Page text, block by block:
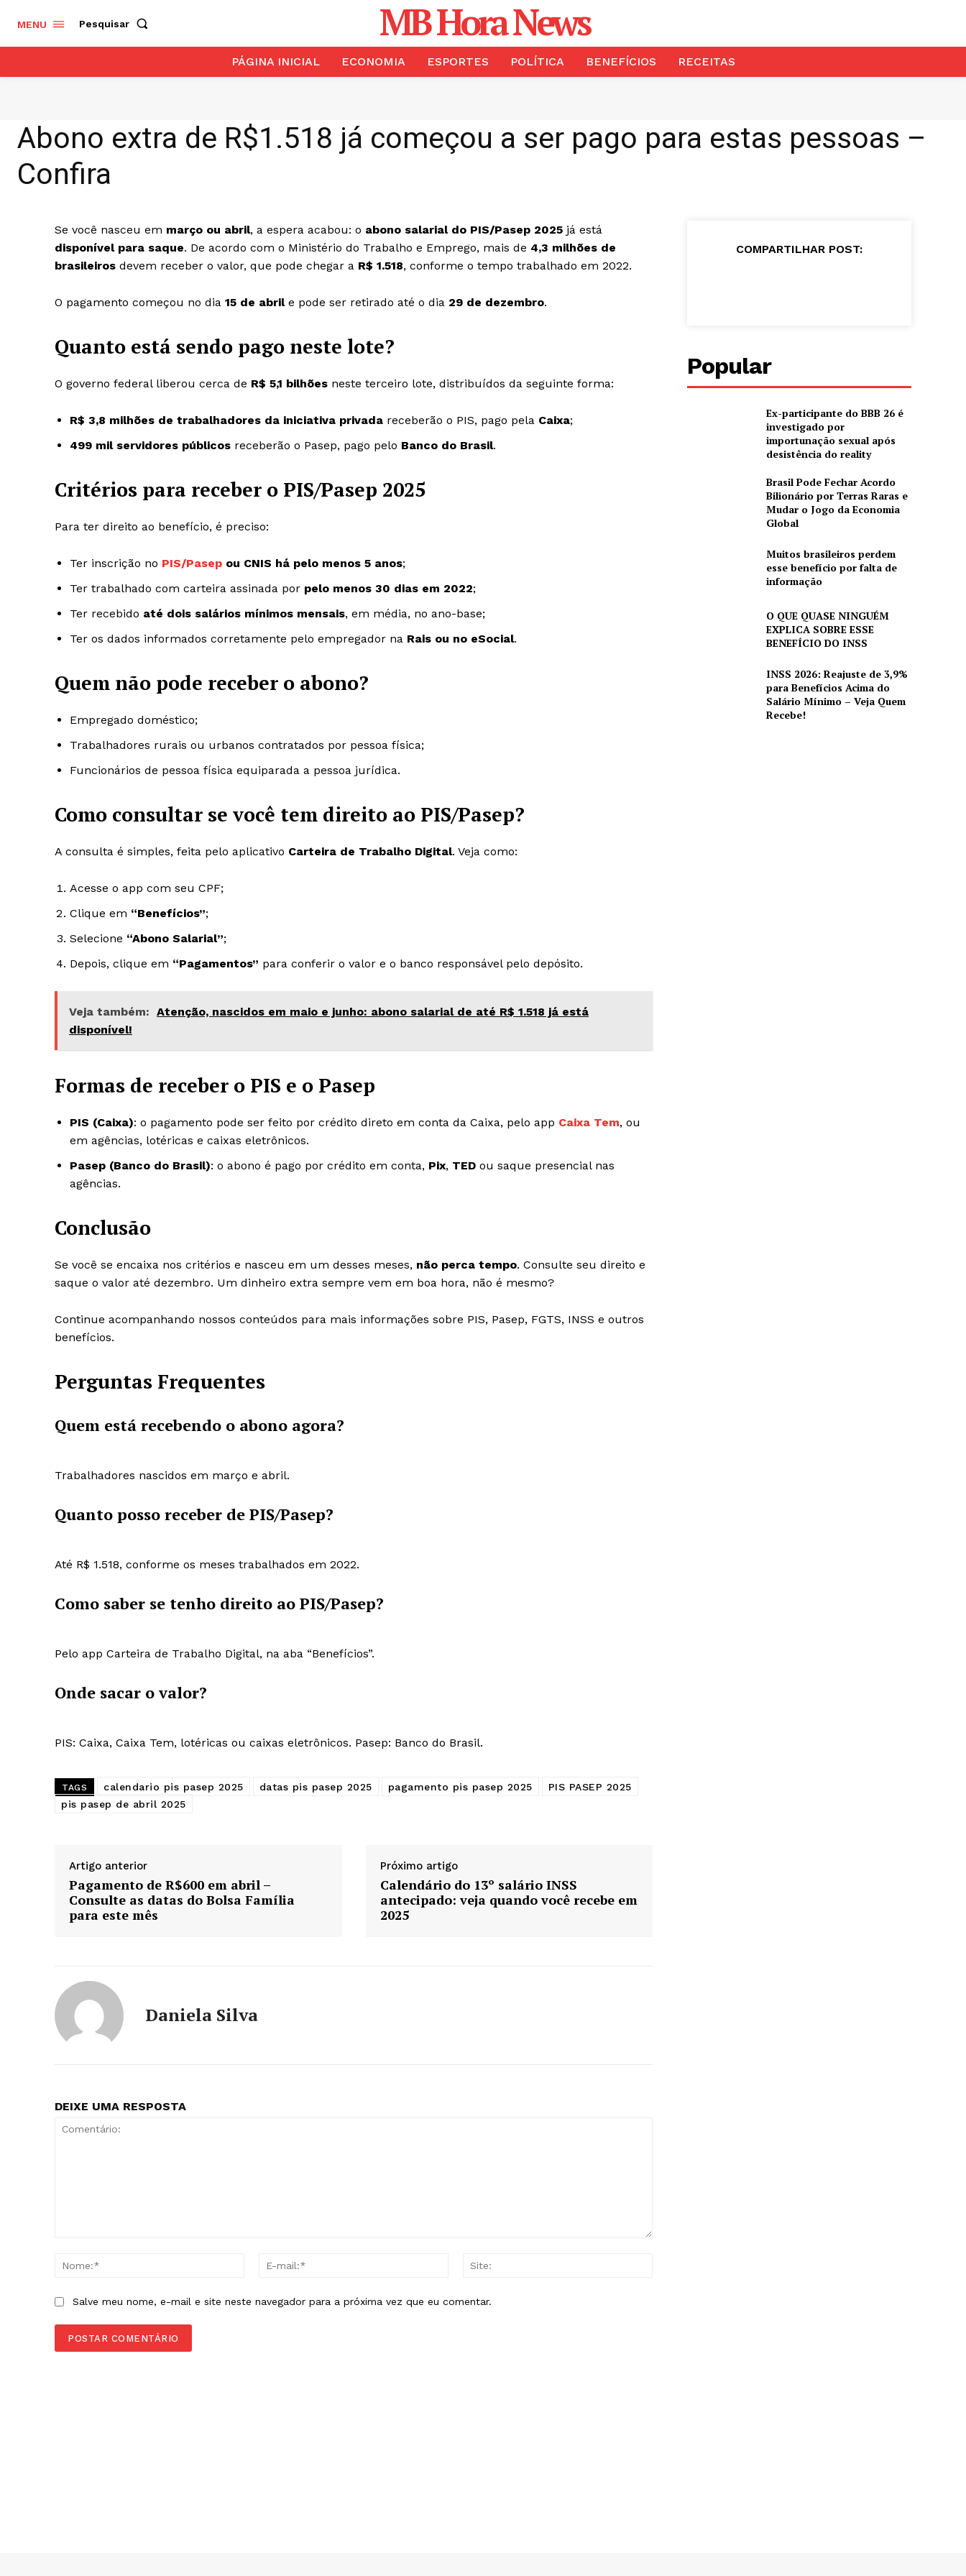
MENU Pesquisar MB Hora News
PÁGINA INICIAL ECONOMIA ESPORTES POLÍTICA BENEFÍCIOS RECEITAS
Abono extra de R$1.518 já começou a ser pago para estas pessoas –
Confira
Se você nasceu em março ou abril, a espera acabou: o abono salarial do PIS/Pasep 2025 já está
disponível para saque. De acordo com o Ministério do Trabalho e Emprego, mais de 4,3 milhões de
brasileiros devem receber o valor, que pode chegar a R$ 1.518, conforme o tempo trabalhado em 2022.
O pagamento começou no dia 15 de abrile pode ser retirado até o dia 29 de dezembro.
Quanto está sendo pago neste lote?
O governo federal liberou cerca de R$ 5,1 bilhões neste terceiro lote, distribuídos da seguinte forma:
R$ 3,8 milhões de trabalhadores da iniciativa privada receberão o PIS, pago pela Caixa;
499 mil servidores públicos receberão o Pasep, pago pelo Banco do Brasil.
Critérios para receber o PIS/Pasep 2025
Para ter direito ao benefício, é preciso:
Ter inscrição no PIS/Pasep ou CNIS há pelo menos 5 anos;
Ter trabalhado com carteira assinada por pelo menos 30 dias em 2022;
Ter recebido até dois salários mínimos mensais, em média, no ano-base;
Ter os dados informados corretamente pelo empregador na Rais ou no eSocial.
Quem não pode receber o abono?
Empregado doméstico;
Trabalhadores rurais ou urbanos contratados por pessoa física;
Funcionários de pessoa física equiparada a pessoa jurídica.
Como consultar se você tem direito ao PIS/Pasep?
A consulta é simples, feita pelo aplicativo Carteira de Trabalho Digital. Veja como:
Acesse o app com seu CPF;
Clique em “Benefícios”;
Selecione “Abono Salarial”;
Depois, clique em “Pagamentos” para conferir o valor e o banco responsável pelo depósito.
Veja também: Atenção, nascidos em maio e junho: abono salarial de até R$ 1.518 já está
disponível!
Formas de receber o PIS e o Pasep
PIS (Caixa): o pagamento pode ser feito por crédito direto em conta da Caixa, pelo app Caixa Tem, ou
em agências, lotéricas e caixas eletrônicos.
Pasep (Banco do Brasil): o abono é pago por crédito em conta, Pix, TED ou saque presencial nas
agências.
Conclusão
Se você se encaixa nos critérios e nasceu em um desses meses, não perca tempo. Consulte seu direito e
saque o valor até dezembro. Um dinheiro extra sempre vem em boa hora, não é mesmo?
Continue acompanhando nossos conteúdos para mais informações sobre PIS, Pasep, FGTS, INSS e outros
benefícios.
Perguntas Frequentes
Quem está recebendo o abono agora?
Trabalhadores nascidos em março e abril.
Quanto posso receber de PIS/Pasep?
Até R$ 1.518, conforme os meses trabalhados em 2022.
Como saber se tenho direito ao PIS/Pasep?
Pelo app Carteira de Trabalho Digital, na aba “Benefícios”.
Onde sacar o valor?
PIS: Caixa, Caixa Tem, lotéricas ou caixas eletrônicos. Pasep: Banco do Brasil.
TAGS calendario pis pasep 2025 datas pis pasep 2025 pagamento pis pasep 2025
PIS PASEP 2025
pis pasep de abril 2025
Artigo anterior
Pagamento de R$600 em abril –
Consulte as datas do Bolsa Família
para este mês
Próximo artigo
Calendário do 13º salário INSS
antecipado: veja quando você recebe em
2025
Daniela Silva
DEIXE UMA RESPOSTA
Nome:*
Salve meu nome, e-mail e site neste navegador para a próxima vez que eu comentar.
COMPARTILHAR POST:
Popular
Ex-participante do BBB 26 é
investigado por
importunação sexual após
desistência do reality
Brasil Pode Fechar Acordo
Bilionário por Terras Raras e
Mudar o Jogo da Economia
Global
Muitos brasileiros perdem
esse benefício por falta de
informação
O QUE QUASE NINGUÉM
EXPLICA SOBRE ESSE
BENEFÍCIO DO INSS
INSS 2026: Reajuste de 3,9%
para Benefícios Acima do
Salário Mínimo – Veja Quem
Recebe!